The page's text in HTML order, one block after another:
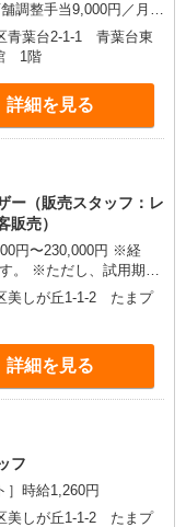
調整手当9,000円／月含
青葉台2-1-1 青葉台東
1階
詳細を見る
ー（販売スタッフ：レ
販売）
円〜230,000円 ※経
。 ※ただし、試用期間
3ヶ月としますが延長す
美しが丘1-1-2 たまプ
詳細を見る
フ
］時給1,260円
美しが丘1-1-2 たまプ